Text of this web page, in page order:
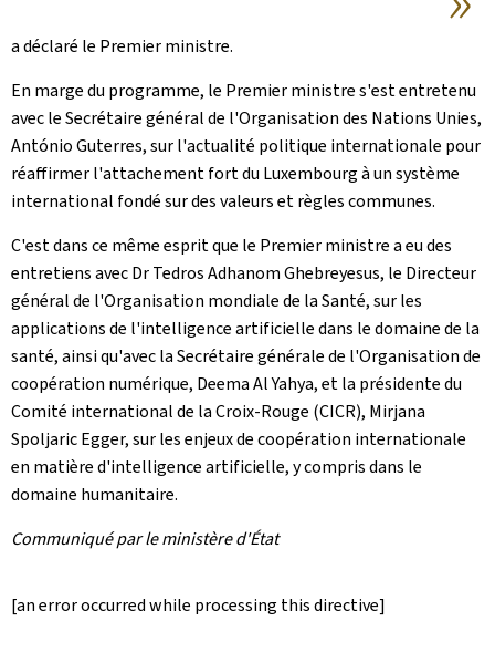
a déclaré le Premier ministre.
En marge du programme, le Premier ministre s'est entretenu
avec le Secrétaire général de l'Organisation des Nations Unies,
António Guterres, sur l'actualité politique internationale pour
réaffirmer l'attachement fort du Luxembourg à un système
international fondé sur des valeurs et règles communes.
C'est dans ce même esprit que le Premier ministre a eu des
entretiens avec Dr Tedros Adhanom Ghebreyesus, le Directeur
général de l'Organisation mondiale de la Santé, sur les
applications de l'intelligence artificielle dans le domaine de la
santé, ainsi qu'avec la Secrétaire générale de l'Organisation de
coopération numérique, Deema Al Yahya, et la présidente du
Comité international de la Croix-Rouge (CICR), Mirjana
Spoljaric Egger, sur les enjeux de coopération internationale
en matière d'intelligence artificielle, y compris dans le
domaine humanitaire.
Communiqué par le ministère d'État
[an error occurred while processing this directive]